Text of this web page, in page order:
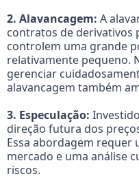
2. Alavancagem: A
contratos de derivativos
controlem uma grande
relativamente pequeno.
gerenciar
alavancagem também
3. Especulação:
direção futura dos
Essa abordagem requer
mercado e uma análise
riscos.